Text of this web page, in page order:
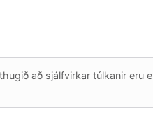
að sjálfvirkar túlkanir eru